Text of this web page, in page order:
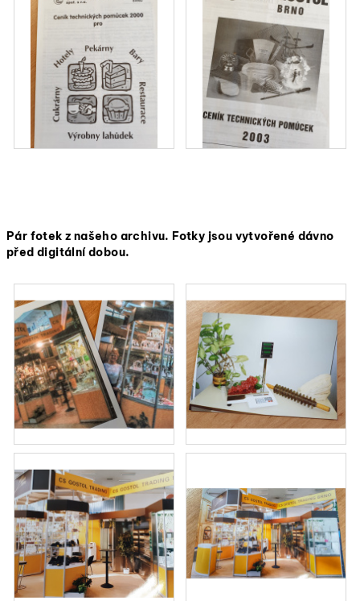
Pár fotek z našeho archivu. Fotky jsou vytvořené dávno
před digitální dobou.